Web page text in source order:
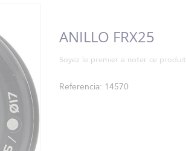
ANILLO FRX25
Soyez le premier à noter ce produit
Referencia 14570